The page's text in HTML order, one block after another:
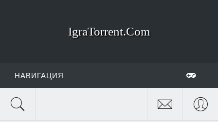
IgraTorrent.Com
НАВИГАЦИЯ